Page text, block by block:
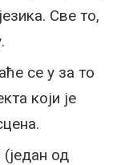
Све то,
се у за то
који је
од